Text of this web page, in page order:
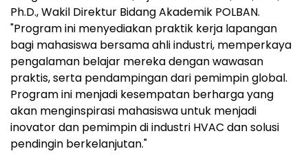
Ph.D., Wakil Direktur Bidang Akademik POLBAN.
"Program ini menyediakan praktik kerja lapangan
bagi mahasiswa bersama ahli industri, memperkaya
pengalaman belajar mereka dengan wawasan
praktis, serta pendampingan dari pemimpin global.
Program ini menjadi kesempatan berharga yang
akan menginspirasi mahasiswa untuk menjadi
inovator dan pemimpin di industri HVAC dan solusi
pendingin berkelanjutan."